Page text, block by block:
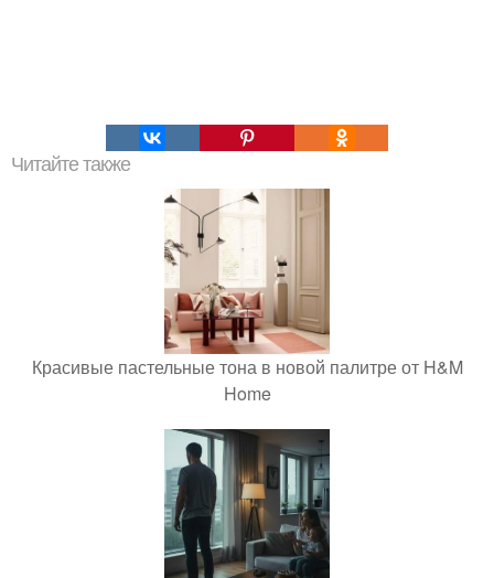
Читайте также
Красивые пастельные тона в новой палитре от H&M
Home